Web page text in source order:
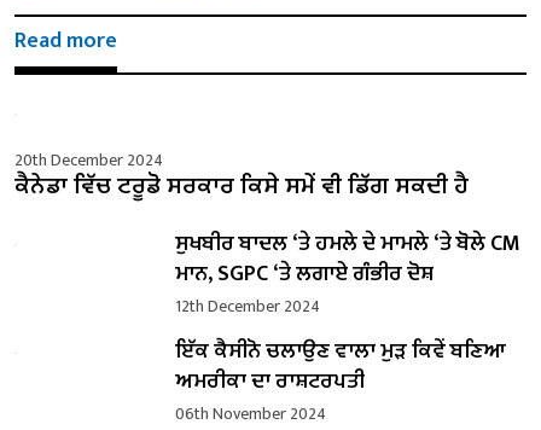
Read more
20th December 2024
ਕੈਨੇਡਾ ਵਿੱਚ ਟਰੂਡੋ ਸਰਕਾਰ ਕਿਸੇ ਸਮੇਂ ਵੀ ਡਿੱਗ ਸਕਦੀ ਹੈ
ਸੁਖਬੀਰ ਬਾਦਲ ‘ਤੇ ਹਮਲੇ ਦੇ ਮਾਮਲੇ ‘ਤੇ ਬੋਲੇ ​​CM
ਮਾਨ, SGPC ‘ਤੇ ਲਗਾਏ ਗੰਭੀਰ ਦੋਸ਼
12th December 2024
ਇੱਕ ਕੈਸੀਨੋ ਚਲਾਉਣ ਵਾਲਾ ਮੁੜ ਕਿਵੇਂ ਬਣਿਆ
ਅਮਰੀਕਾ ਦਾ ਰਾਸ਼ਟਰਪਤੀ
06th November 2024